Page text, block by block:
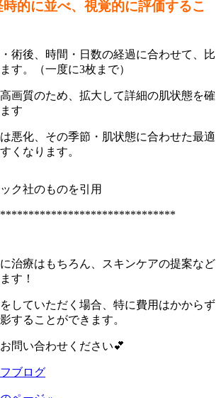
時的に並べ、視覚的に評価するこ
術後、時間・日数の経過に合わせて、比
す。（一度に3枚まで）
画質のため、拡大して詳細の肌状態を確
す
悪化、その季節・肌状態に合わせた最適
くなります。
ク社のものを引用
治療はもちろん、スキンケアの提案など
す！
していただく場合、特に費用はかからず
することができます。
問い合わせください💕
ブログ